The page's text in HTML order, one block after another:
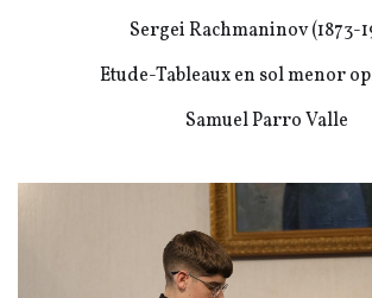
Sergei Rachmaninov (1873-
Etude-Tableaux en sol menor
Samuel Parro Valle